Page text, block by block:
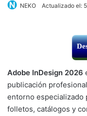
NEKO Actualizado el:
Adobe InDesign 2026
publicación
entorno especializado
folletos, catálogos y